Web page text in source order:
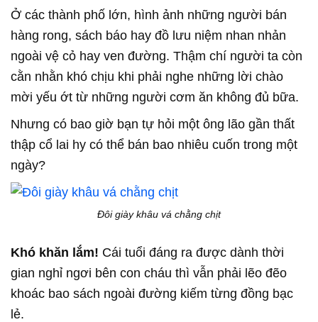
Ở các thành phố lớn, hình ảnh những người bán
hàng rong, sách báo hay đồ lưu niệm nhan nhản
ngoài vệ cỏ hay ven đường. Thậm chí người ta còn
cằn nhằn khó chịu khi phải nghe những lời chào
mời yếu ớt từ những người cơm ăn không đủ bữa.
Nhưng có bao giờ bạn tự hỏi một ông lão gần thất
thập cổ lai hy có thể bán bao nhiêu cuốn trong một
ngày?
Đôi giày khâu vá chằng chịt
Khó khăn lắm! Cái tuổi đáng ra được dành thời
gian nghỉ ngơi bên con cháu thì vẫn phải lẽo đẽo
khoác bao sách ngoài đường kiếm từng đồng bạc
lẻ.